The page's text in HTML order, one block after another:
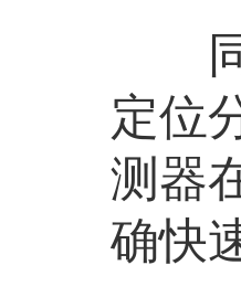
同
定位
测器
确快